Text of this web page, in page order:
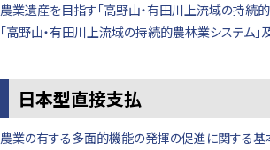
農業遺産を目指す「高野山・有田川上流域の持続
「高野山・有田川上流域の持続的農林業システム
日本型直接支払
農業の有する多面的機能の発揮の促進に関する基